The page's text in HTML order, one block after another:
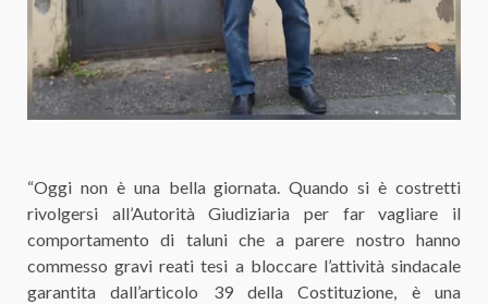
“Oggi non è una bella giornata. Quando si è costretti
rivolgersi all’Autorità Giudiziaria per far vagliare il
comportamento di taluni che a parere nostro hanno
commesso gravi reati tesi a bloccare l’attività sindacale
garantita dall’articolo 39 della Costituzione, è una